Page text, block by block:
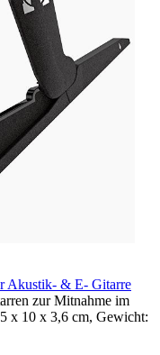
Akustik- & E- Gitarre
zur Mitnahme im
x 10 x 3,6 cm, Gewicht: